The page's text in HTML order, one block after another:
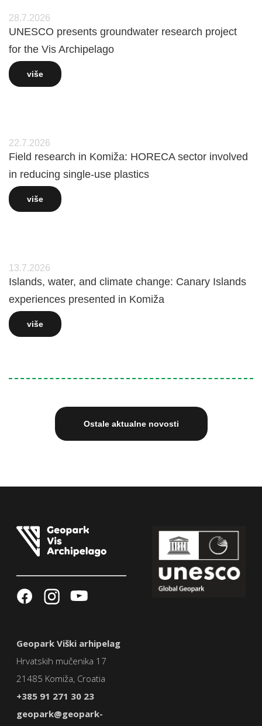
28.7.2026
UNESCO presents groundwater research project
for the Vis Archipelago
više
22.7.2026
Field research in Komiža: HORECA sector involved
in reducing single-use plastics
više
13.7.2026
Islands, water, and climate change: Canary Islands
experiences presented in Komiža
više
Ostale aktualne novosti
Geopark Viški arhipelag
Hrvatskih mučenika 17
21485 Komiža, Croatia
+385 91 271 30 23
geopark@geopark-